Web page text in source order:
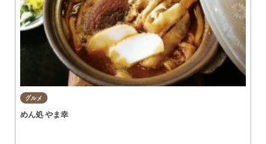
グルメ
めん処 やま幸